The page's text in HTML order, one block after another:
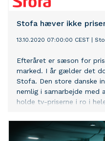
Stofa hæver ikke
13.10.2020 07:00:00 CEST
Efteråret er sæson for
marked. I år gælder det
Stofa. Den store danske
nemlig i samarbejde med
holde tv-priserne i ro i